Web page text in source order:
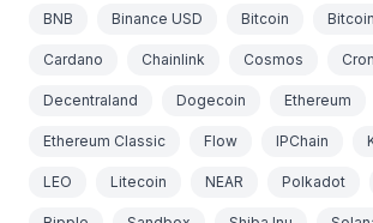
BNB Binance USD Bitcoin
Cardano Chainlink Cosmos
Decentraland Dogecoin Ethereum
Ethereum Classic Flow IPChain
LEO Litecoin NEAR Polkadot